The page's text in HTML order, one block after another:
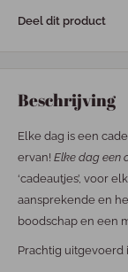
Deel dit product
Beschrijving
Elke dag is een
ervan! Elke dag een
‘cadeautjes’, voor
aansprekende en
boodschap en een
Prachtig uitgevoerd